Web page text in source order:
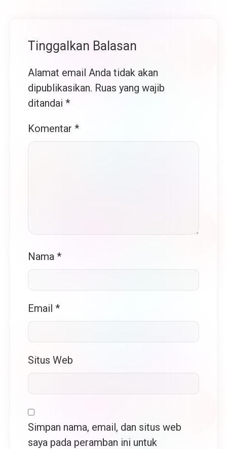
Tinggalkan Balasan
Alamat email Anda tidak akan
dipublikasikan. Ruas yang wajib
ditandai *
Komentar *
Nama *
Email *
Situs Web
Simpan nama, email, dan situs web
saya pada peramban ini untuk